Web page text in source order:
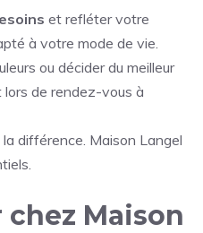
et refléter votre
à votre mode de vie.
ou décider du meilleur
lors de rendez-vous à
différence. Maison Langel
Maison